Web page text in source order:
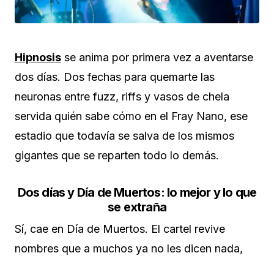
Hipnosis se anima por primera vez a aventarse
dos días. Dos fechas para quemarte las
neuronas entre fuzz, riffs y vasos de chela
servida quién sabe cómo en el Fray Nano, ese
estadio que todavía se salva de los mismos
gigantes que se reparten todo lo demás.
Dos días y Día de Muertos: lo mejor y lo que
se extraña
Sí, cae en Día de Muertos. El cartel revive
nombres que a muchos ya no les dicen nada,